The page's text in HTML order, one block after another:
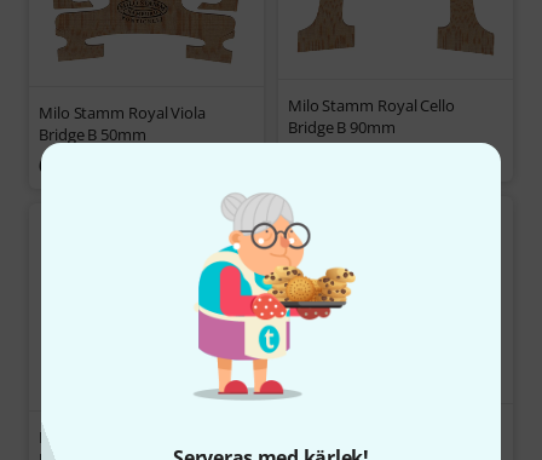
Milo Stamm Royal Viola
Bridge B 50mm
645 kr
Milo Stamm Royal Cello
Bridge B 90mm
Milo Stamm Premium Viola
Bridge E 50mm